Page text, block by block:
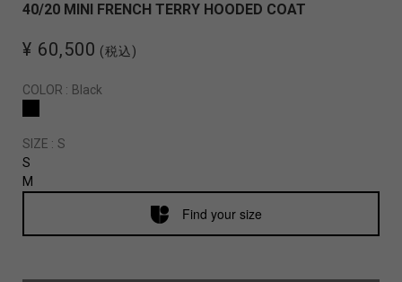
40/20 MINI FRENCH TERRY HOODED COAT
¥ 60,500 (税込)
COLOR : Black
SIZE : S
S
M
Find your size